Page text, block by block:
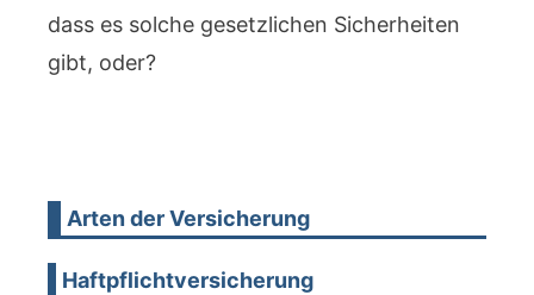
dass es solche gesetzlichen Sicherheiten
gibt, oder?
Arten der Versicherung
Haftpflichtversicherung